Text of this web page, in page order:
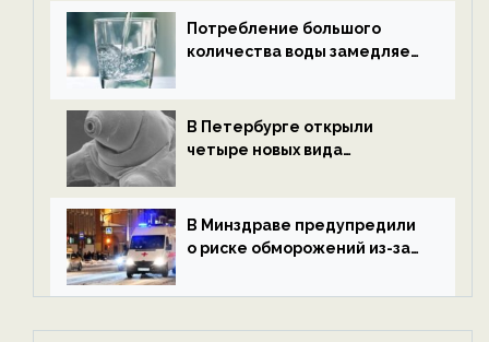
Потребление большого
количества воды замедляет
В Петербурге открыли
четыре новых вида
экологии на ECOportal
В Минздраве предупредили
о риске обморожений из-за
на ECOportal